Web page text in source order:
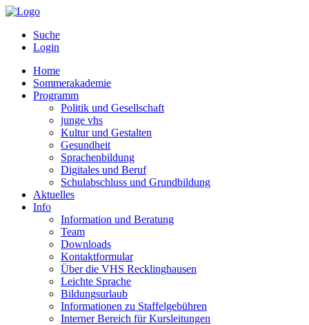
Suche
Login
Home
Sommerakademie
Programm
Politik und Gesellschaft
junge vhs
Kultur und Gestalten
Gesundheit
Sprachenbildung
Digitales und Beruf
Schulabschluss und Grundbildung
Aktuelles
Info
Information und Beratung
Team
Downloads
Kontaktformular
Über die VHS Recklinghausen
Leichte Sprache
Bildungsurlaub
Informationen zu Staffelgebühren
Interner Bereich für Kursleitungen